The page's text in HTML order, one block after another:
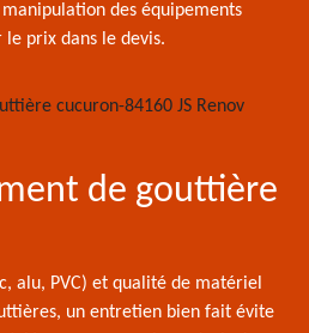
des équipements
le prix dans le devis.
de gouttière
alu, PVC) et qualité de matériel
un entretien bien fait évite